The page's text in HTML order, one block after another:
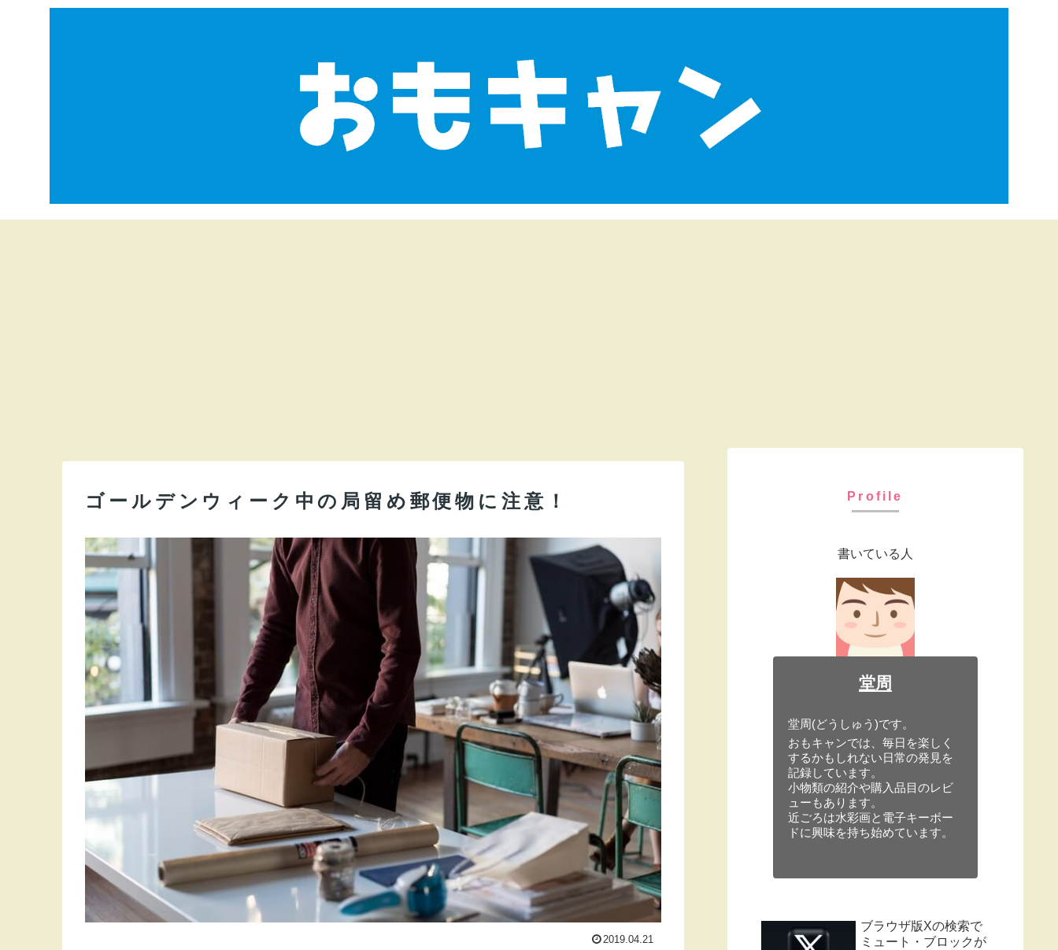
ゴールデンウィーク中の局留め郵便物に注意！
2019.04.21
Profile
書いている人
堂周
堂周(どうしゅう)です。
おもキャンでは、毎日を楽しく
するかもしれない日常の発見を
記録しています。
小物類の紹介や購入品目のレビ
ューもあります。
近ごろは水彩画と電子キーボー
ドに興味を持ち始めています。
ブラウザ版Xの検索で
ミュート・ブロックが